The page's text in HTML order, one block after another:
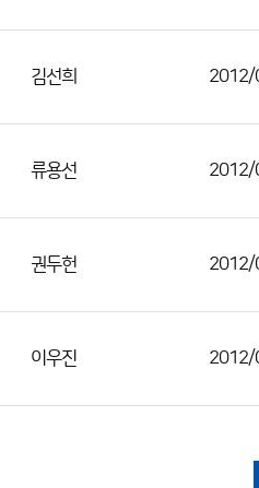
김선희 2012/
류용선 2012/
권두헌 2012/
이우진 2012/